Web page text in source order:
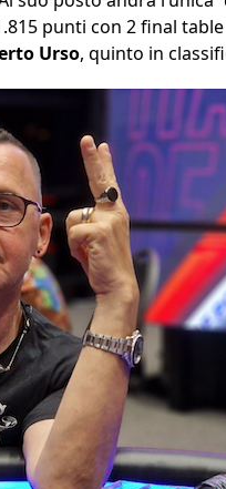
punti con 2 final
Urso, quinto in